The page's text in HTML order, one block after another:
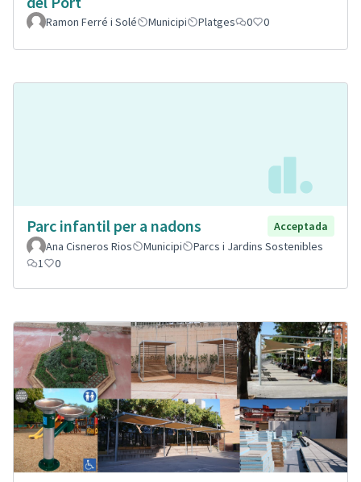
Ramon Ferré i Solé Municipi Platges 0 0
Parc infantil per a nadons
Acceptada
Ana Cisneros Rios
Municipi
Parcs i Jardins Sostenibles
1
0